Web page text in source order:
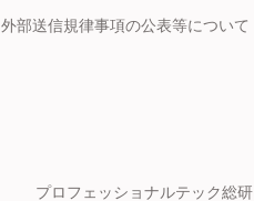
外部送信規律事項の公表等について
プロフェッショナルテック総研